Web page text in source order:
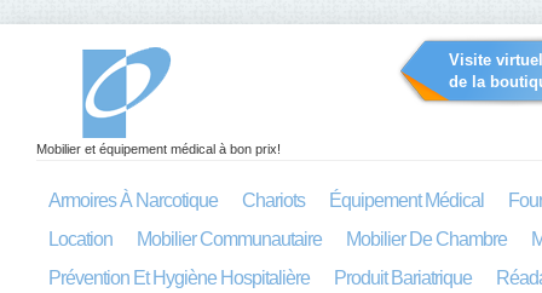
Visite
de la
Mobilier et équipement médical à bon prix!
Armoires À Narcotique Chariots Équipement Médical
Location
Mobilier Communautaire Mobilier De Chambre
Prévention Et Hygiène Hospitalière
Produit Bariatrique